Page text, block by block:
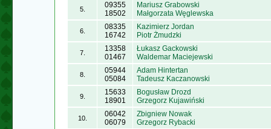
5.
09355
18502
Mariusz Grabowski
Małgorzata Węglewska
6.
08335
16742
Kazimierz Jordan
Piotr Żmudzki
7.
13358
01467
Łukasz Gackowski
Waldemar Maciejewski
8.
05944
05084
Adam Hintertan
Tadeusz Kaczanowski
9.
15633
18901
Bogusław Drozd
Grzegorz Kujawiński
10.
06042
06079
Zbigniew Nowak
Grzegorz Rybacki